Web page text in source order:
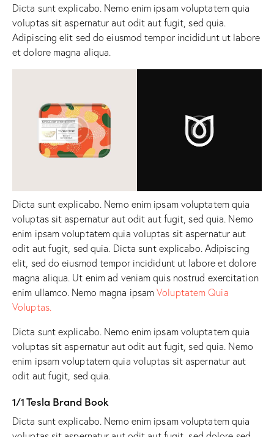
Dicta sunt explicabo. Nemo enim ipsam voluptatem quia
voluptas sit aspernatur aut odit aut fugit, sed quia.
Adipiscing elit sed do eiusmod tempor incididunt ut labore
et dolore magna aliqua.
Dicta sunt explicabo. Nemo enim ipsam voluptatem quia
voluptas sit aspernatur aut odit aut fugit, sed quia. Nemo
enim ipsam voluptatem quia voluptas sit aspernatur aut
odit aut fugit, sed quia. Dicta sunt explicabo. Adipiscing
elit, sed do eiusmod tempor incididunt ut labore et dolore
magna aliqua. Ut enim ad veniam quis nostrud exercitation
enim ullamco. Nemo magna ipsamVoluptatem Quia
Voluptas.
Dicta sunt explicabo. Nemo enim ipsam voluptatem quia
voluptas sit aspernatur aut odit aut fugit, sed quia. Nemo
enim ipsam voluptatem quia voluptas sit aspernatur aut
odit aut fugit, sed quia.
1/1 Tesla Brand Book
Dicta sunt explicabo. Nemo enim ipsam voluptatem quia